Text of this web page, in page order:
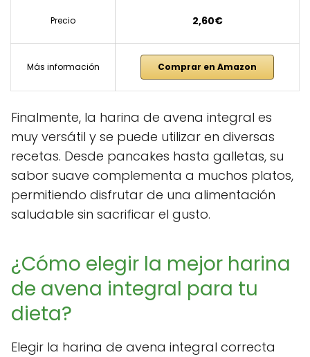
Precio 2,60€
Más información Comprar en Amazon
Finalmente, la harina de avena integral es
muy versátil y se puede utilizar en diversas
recetas. Desde pancakes hasta galletas, su
sabor suave complementa a muchos platos,
permitiendo disfrutar de una alimentación
saludable sin sacrificar el gusto.
¿Cómo elegir la mejor harina
de avena integral para tu
dieta?
Elegir la harina de avena integral correcta